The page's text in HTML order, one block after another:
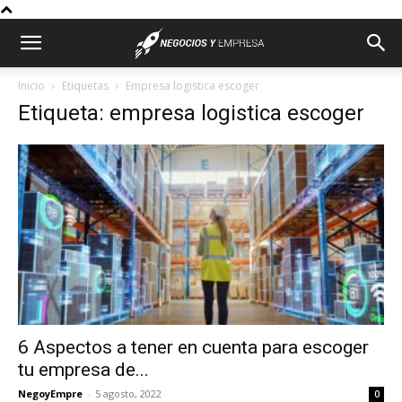
Inicio Etiquetas Empresa logistica escoger
Etiqueta: empresa logistica escoger
6 Aspectos a tener en cuenta para escoger
tu empresa de...
NegoyEmpre - 5 agosto, 2022 0